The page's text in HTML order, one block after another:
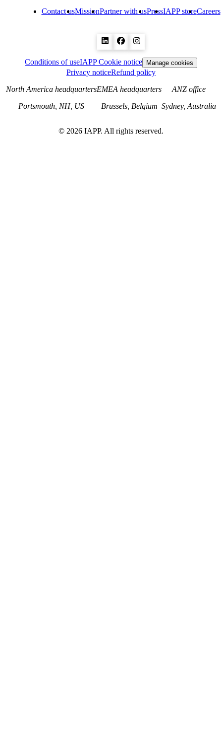
Contact usMissionPartner with usPressIAPP storeCareers
Conditions of useIAPP Cookie notice Manage cookies
Privacy noticeRefund policy
North America headquarters
Portsmouth, NH, US
EMEA headquarters
Brussels, Belgium
ANZ office
Sydney, Australia
© 2026 IAPP. All rights reserved.